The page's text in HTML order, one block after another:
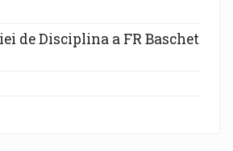
de Disciplina a FR Baschet